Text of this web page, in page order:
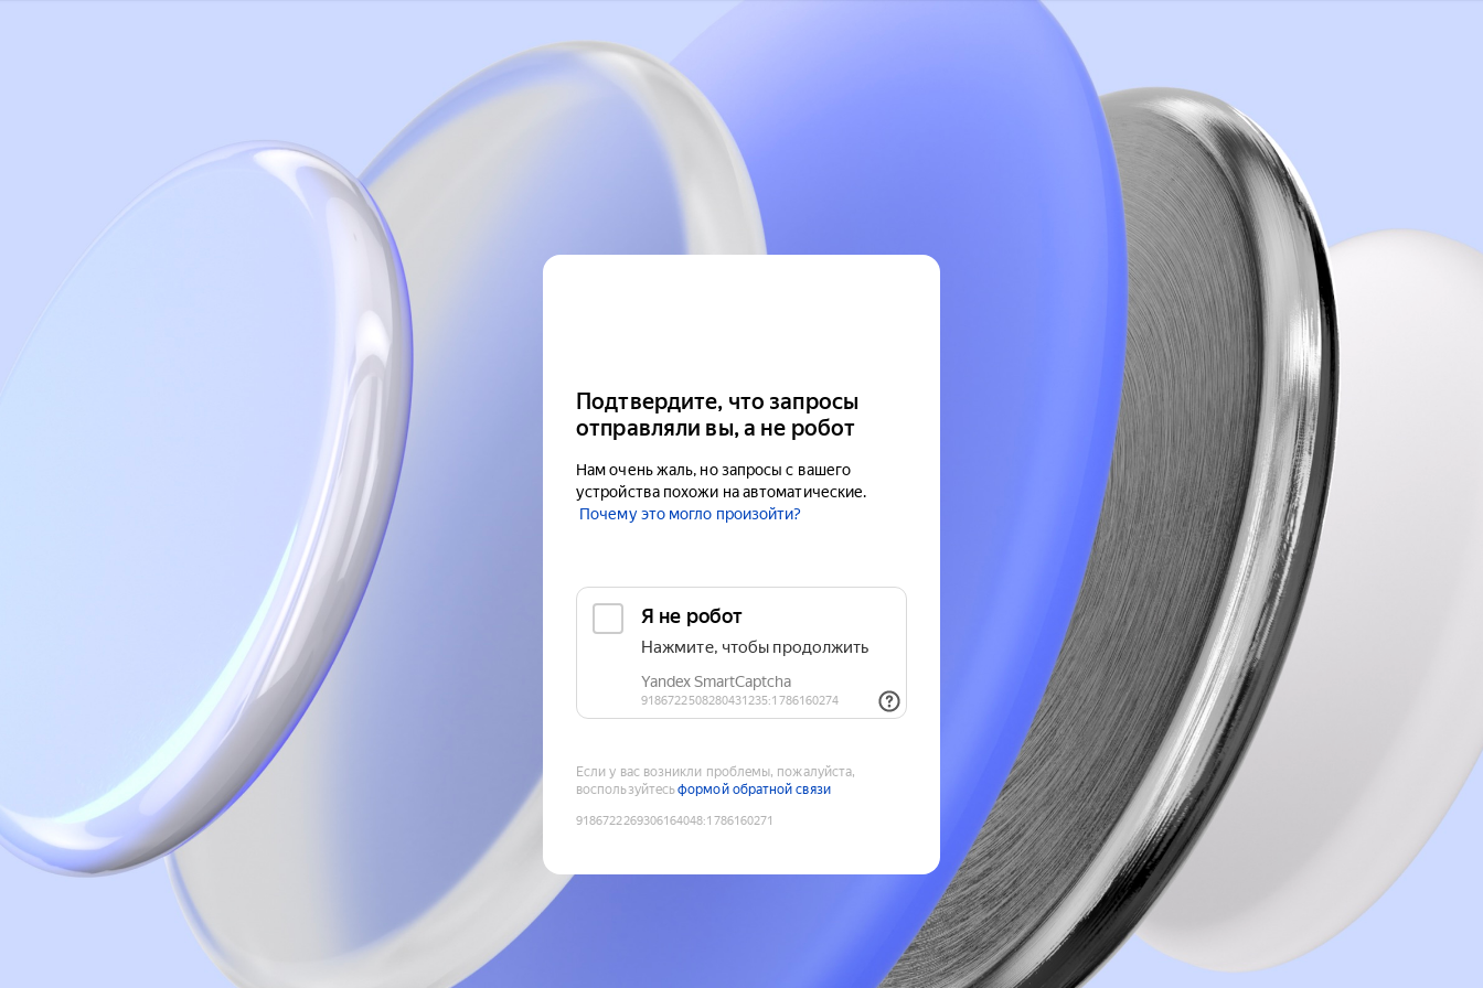
Подтвердите, что запросы
отправляли вы, а не робот
Нам очень жаль, но запросы с вашего
устройства похожи на автоматические.
Почему это могло произойти?
Если у вас возникли проблемы, пожалуйста,
воспользуйтесьформой обратной связи
9186722269306164048:1786160271